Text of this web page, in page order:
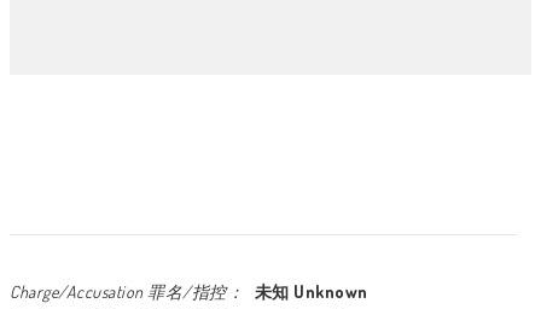
Charge/Accusation 罪名/指控：
未知 Unknown